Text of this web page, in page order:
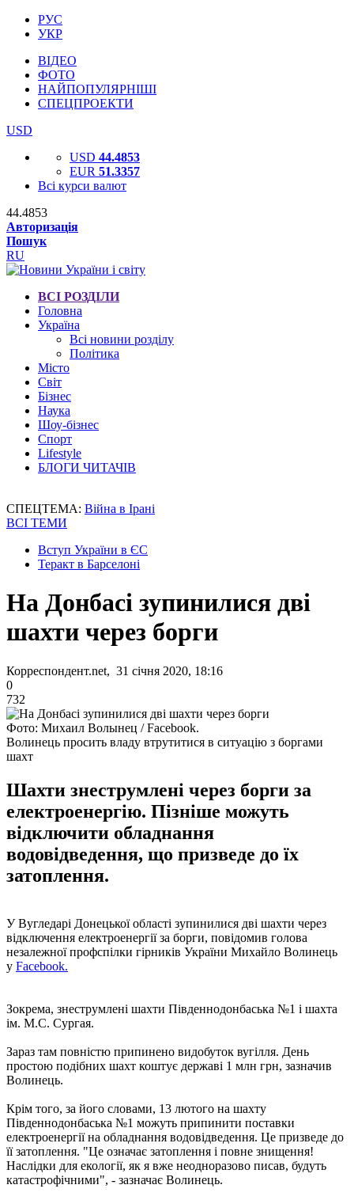
РУС
УКР
ВІДЕО
ФОТО
НАЙПОПУЛЯРНІШІ
СПЕЦПРОЕКТИ
USD
USD 44.4853
EUR 51.3357
Всі курси валют
44.4853
Авторизація
Пошук
RU
ВСІ РОЗДІЛИ
Головна
Україна
Всі новини розділу
Політика
Місто
Світ
Бізнес
Наука
Шоу-бізнес
Спорт
Lifestyle
БЛОГИ ЧИТАЧІВ
СПЕЦТЕМА: Війна в Ірані
ВСІ ТЕМИ
Вступ України в ЄС
Теракт в Барселоні
На Донбасі зупинилися дві
шахти через борги
Корреспондент.net, 31 січня 2020, 18:16
0
732
Фото: Михаил Волынец / Facebook.
Волинець просить владу втрутитися в ситуацію з боргами
шахт
Шахти знеструмлені через борги за
електроенергію. Пізніше можуть
відключити обладнання
водовідведення, що призведе до їх
затоплення.
У Вугледарі Донецької області зупинилися дві шахти через
відключення електроенергії за борги, повідомив голова
незалежної профспілки гірників України Михайло Волинець
у Facebook.
Зокрема, знеструмлені шахти Південнодонбаська №1 і шахта
ім. М.С. Сургая.
Зараз там повністю припинено видобуток вугілля. День
простою подібних шахт коштує державі 1 млн грн, зазначив
Волинець.
Крім того, за його словами, 13 лютого на шахту
Південнодонбаська №1 можуть припинити поставки
електроенергії на обладнання водовідведення. Це призведе до
її затоплення. "Це означає затоплення і повне знищення!
Наслідки для екології, як я вже неодноразово писав, будуть
катастрофічними", - зазначає Волинець.